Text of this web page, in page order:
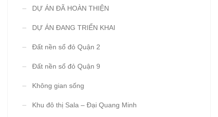
DỰ ÁN ĐÃ HOÀN THIỆN
DỰ ÁN ĐANG TRIỂN KHAI
Đất nền sổ đỏ Quận 2
Đất nền sổ đỏ Quận 9
Không gian sống
Khu đô thị Sala – Đại Quang Minh